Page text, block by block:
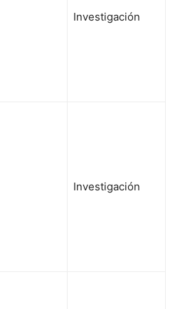
Investigación
Investigación